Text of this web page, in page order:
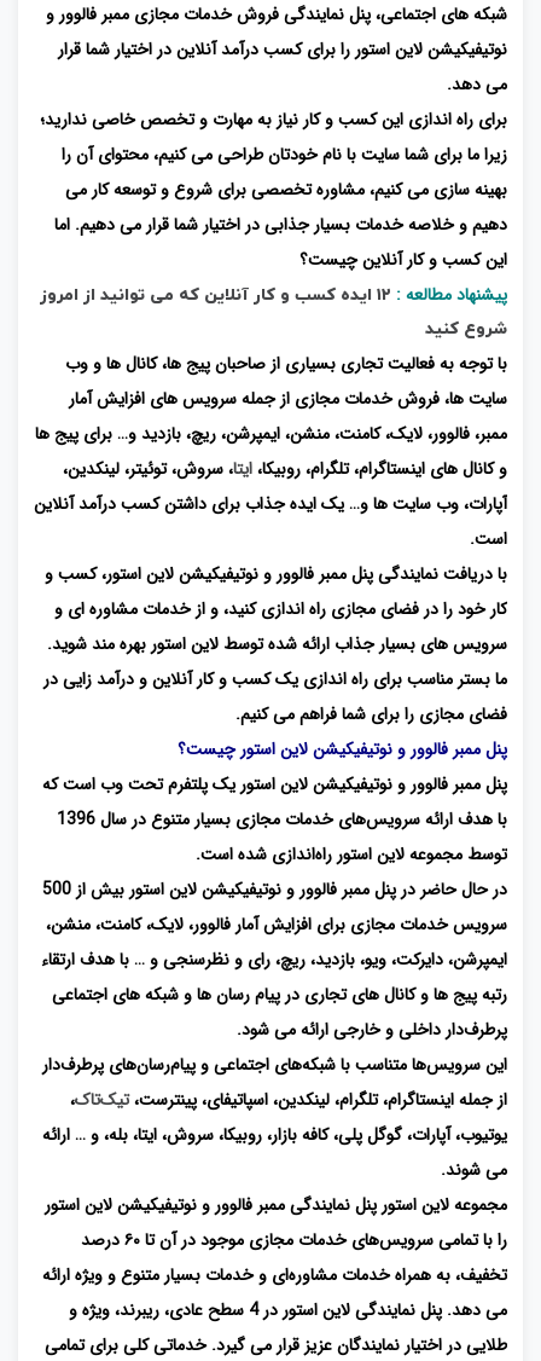
شبکه های اجتماعی، پنل نمایندگی فروش خدمات مجازی ممبر فالوور و
نوتیفیکیشن لاین استور را برای کسب درآمد آنلاین در اختیار شما قرار
می دهد.
برای راه اندازی این کسب و کار نیاز به مهارت و تخصص خاصی ندارید؛
زیرا ما برای شما سایت با نام خودتان طراحی می کنیم، محتوای آن را
بهینه سازی می کنیم، مشاوره تخصصی برای شروع و توسعه کار می
دهیم و خلاصه خدمات بسیار جذابی در اختیار شما قرار می دهیم. اما
این کسب و کار آنلاین چیست؟
پیشنهاد مطالعه :
۱۲ ایده کسب و کار آنلاین که می توانید از امروز
شروع کنید
با توجه به فعالیت تجاری بسیاری از صاحبان پیج ها، کانال ها و وب
سایت ها، فروش خدمات مجازی از جمله سرویس های افزایش آمار
ممبر، فالوور، لایک، کامنت، منشن، ایمپرشن، ریچ، بازدید و… برای پیج ها
و کانال های اینستاگرام، تلگرام، روبیکا،ایتا، سروش، توئیتر، لینکدین،
آپارات، وب سایت ها و… یک ایده جذاب برای داشتن کسب درآمد آنلاین
است.
با دریافت نمایندگی پنل ممبر فالوور و نوتیفیکیشن لاین استور، کسب و
کار خود را در فضای مجازی راه اندازی کنید، و از خدمات مشاوره ای و
سرویس های بسیار جذاب ارائه شده توسط لاین استور بهره مند شوید.
ما بستر مناسب برای راه اندازی یک کسب و کار آنلاین و درآمد زایی در
فضای مجازی را برای شما فراهم می کنیم.
پنل ممبر فالوور و نوتیفیکیشن لاین استور چیست؟
پنل ممبر فالوور و نوتیفیکیشن لاین استور یک پلتفرم تحت وب است که
با هدف ارائه سرویس‌های خدمات مجازی بسیار متنوع در سال 1396
توسط مجموعه لاین استور راه‌اندازی شده است.
در حال حاضر در پنل ممبر فالوور و نوتیفیکیشن لاین استور بیش از 500
سرویس خدمات مجازی برای افزایش آمار فالوور، لایک، کامنت، منشن،
ایمپرشن، دایرکت، ویو، بازدید، ریچ، رای و نظرسنجی و … با هدف ارتقاء
رتبه پیج ها و کانال ‌های تجاری در پیام ‌رسان ‌ها و شبکه‌ های اجتماعی
پرطرف‌دار داخلی و خارجی ارائه می شود.
این سرویس‌ها متناسب با شبکه‌های اجتماعی و پیام‌رسان‌های پرطرف‌دار
از جمله اینستاگرام، تلگرام، لینکدین، اسپاتیفای، پینترست،تیک‌تاک،
یوتیوب، آپارات، گوگل پلی، کافه بازار، روبیکا، سروش، ایتا، بله، و … ارائه
می شوند.
مجموعه لاین استور پنل نمایندگی ممبر فالوور و نوتیفیکیشن لاین استور
را با تمامی سرویس‌های خدمات مجازی موجود در آن تا ۶۰ درصد
تخفیف، به همراه خدمات مشاوره‌ای و خدمات بسیار متنوع و ویژه ارائه
می دهد. پنل نمایندگی لاین استور در 4 سطح عادی، ریبرند، ویژه و
طلایی در اختیار نمایندگان عزیز قرار می گیرد. خدماتی کلی برای تمامی